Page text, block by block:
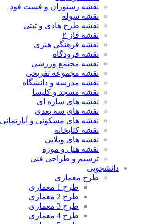
نقشه رستوران و فست فود
نقشه سوله
نقشه طرح هادی و ثبتی
نقشه فاز ۲
نقشه فرهنگی هنری
نقشه فرودگاه
نقشه مجتمع ورزشی
نقشه مجموعه تفریحی
نقشه مدرسه و دانشگاه
نقشه مسجد و کلیسا
نقشه های سازه ای
نقشه های سه بعدی
نقشه های مسکونی و آپارتمانی
نقشه کتابخانه
نقشه های ویلایی
نقشه هتل و موزه
ترسیم و طراحی فنی
دانشجویی
طرح معماری
طرح 1 معماری
طرح 2 معماری
طرح 3 معماری
طرح 4 معماری